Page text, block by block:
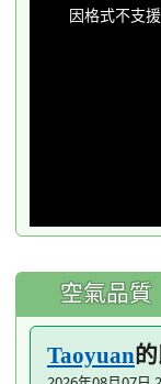
因格式不支
空氣品質
Taoyuan